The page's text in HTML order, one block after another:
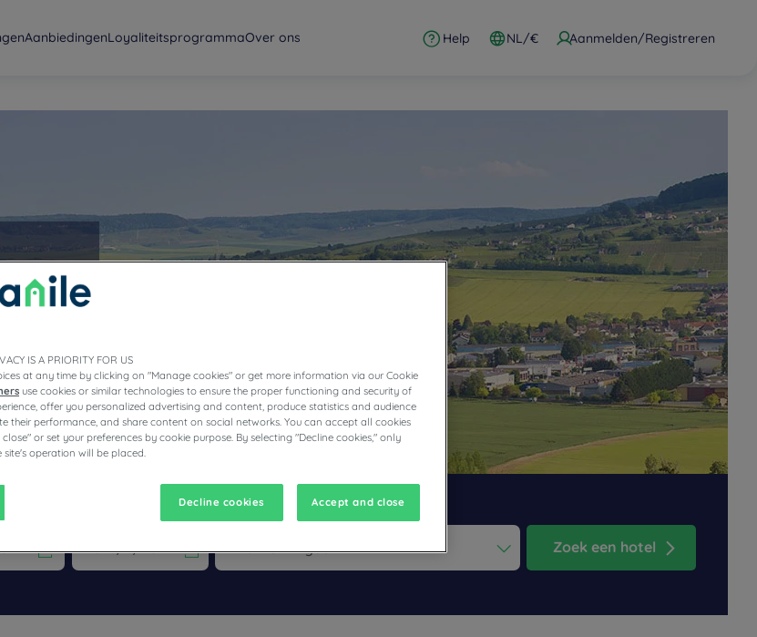
AanbiedingenLoyaliteitsprogrammaOver ons Help NL/€ Aanmelden/Registreren
Zoek een hotel
IS A PRIORITY FOR US
at any time by clicking on "Manage cookies" or get more information via our Cookie
use cookies or similar technologies to ensure the proper functioning and security of
offer you personalized advertising and content, produce statistics and audience
their performance, and share content on social networks. You can accept all cookies
or set your preferences by cookie purpose. By selecting "Decline cookies," only
site's operation will be placed.
Decline cookies Accept and close